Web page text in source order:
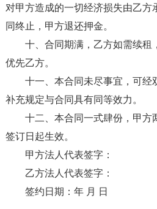
对甲方造成的一切经济损失由乙方
同终止，甲方退还押金。
十、合同期满，乙方如需续租
优先乙方。
十一、本合同未尽事宜，可经
补充规定与合同具有同等效力。
十二、本合同一式肆份，甲方
签订日起生效。
甲方法人代表签字：
乙方法人代表签字：
签约日期：年 月 日